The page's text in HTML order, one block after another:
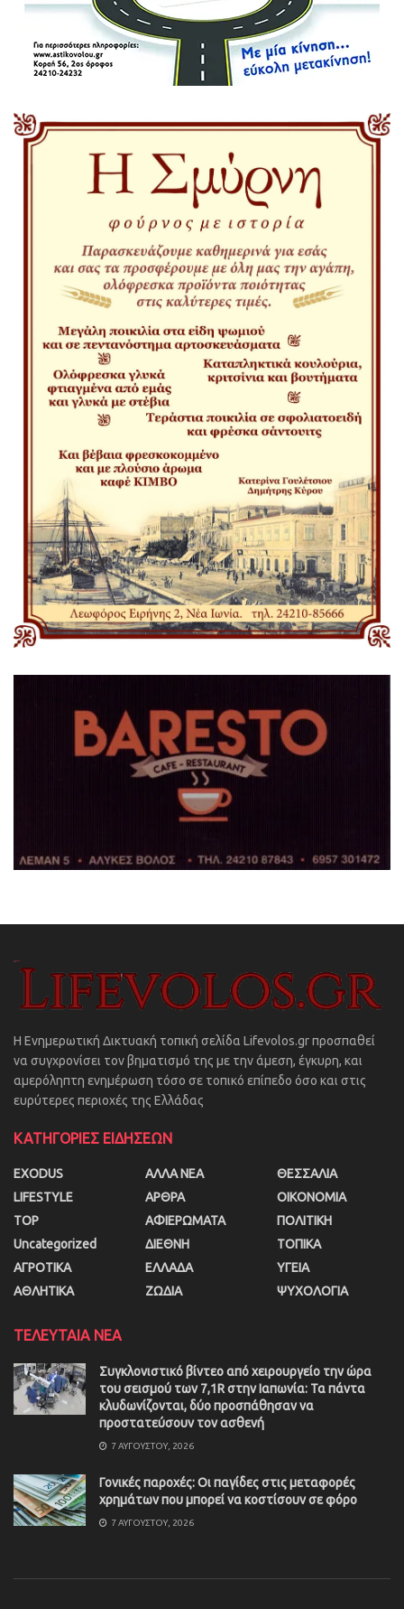
Η Ενημερωτική Δικτυακή τοπική σελίδα Lifevolos.gr προσπαθεί
να συγχρονίσει τον βηματισμό της με την άμεση, έγκυρη, και
αμερόληπτη ενημέρωση τόσο σε τοπικό επίπεδο όσο και στις
ευρύτερες περιοχές της Ελλάδας
ΚΑΤΗΓΟΡΙΕΣ ΕΙΔΗΣΕΩΝ
EXODUS
LIFESTYLE
TOP
Uncategorized
ΑΓΡΟΤΙΚΑ
ΑΘΛΗΤΙΚΑ
ΑΛΛΑ ΝΕΑ
ΑΡΘΡΑ
ΑΦΙΕΡΩΜΑΤΑ
ΔΙΕΘΝΗ
ΕΛΛΑΔΑ
ΖΩΔΙΑ
ΘΕΣΣΑΛΙΑ
ΟΙΚΟΝΟΜΙΑ
ΠΟΛΙΤΙΚΗ
ΤΟΠΙΚΑ
ΥΓΕΙΑ
ΨΥΧΟΛΟΓΙΑ
ΤΕΛΕΥΤΑΙΑ ΝΕΑ
Συγκλονιστικό βίντεο από χειρουργείο την ώρα
του σεισμού των 7,1R στην Ιαπωνία: Τα πάντα
κλυδωνίζονται, δύο προσπάθησαν να
προστατεύσουν τον ασθενή
7 ΑΥΓΟΎΣΤΟΥ, 2026
Γονικές παροχές: Οι παγίδες στις μεταφορές
χρημάτων που μπορεί να κοστίσουν σε φόρο
7 ΑΥΓΟΎΣΤΟΥ, 2026